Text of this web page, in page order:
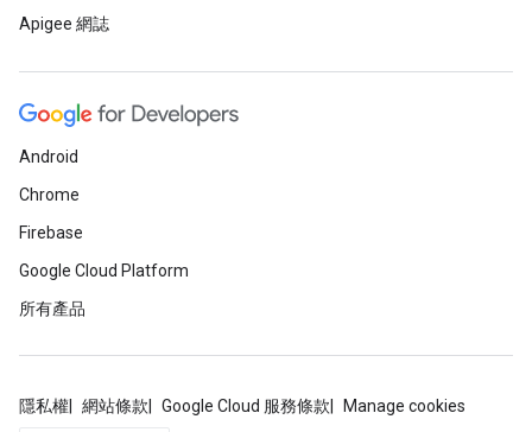
Apigee 網誌
Android
Chrome
Firebase
Google Cloud Platform
所有產品
隱私權 網站條款 Google Cloud 服務條款 Manage cookies